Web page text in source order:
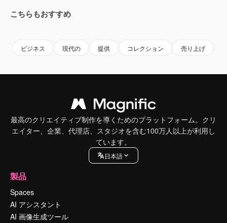
こちらもおすすめ
ビジネス 現代の 提供 コレクション 売り上げ
最高のクリエイティブ制作を導くためのプラットフォーム。クリ
エイター、企業、代理店、スタジオを含む100万人以上が利用し
ています。
日本語
製品
Spaces
AI アシスタント
AI 画像生成ツール